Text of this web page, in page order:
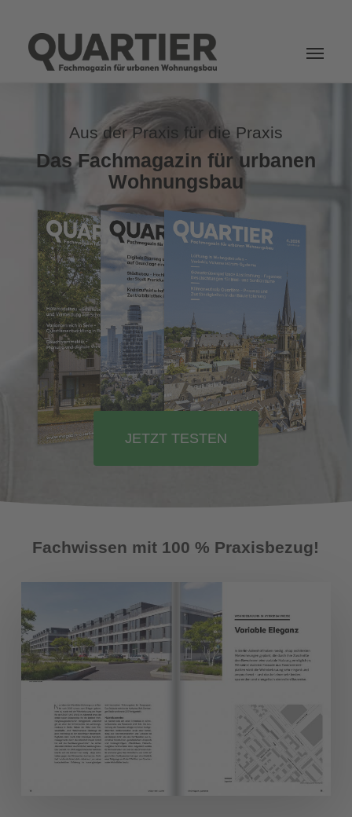
Aus der Praxis für die Praxis
Das Fachmagazin für urbanen
Wohnungsbau
JETZT TESTEN
Fachwissen mit 100 % Praxisbezug!